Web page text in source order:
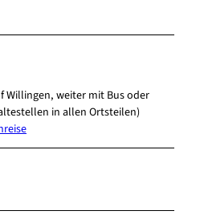
Willingen, weiter mit Bus oder
in allen Ortsteilen)